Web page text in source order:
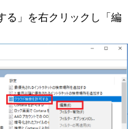
る」を右クリックし「編